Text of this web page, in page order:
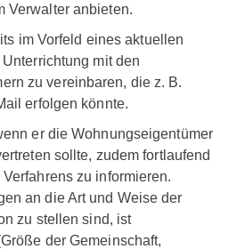
Verwalter anbieten.
im Vorfeld eines aktuellen
mit den
zu vereinbaren, die z. B.
erfolgen könnte.
er die Wohnungseigentümer
sollte, zudem fortlaufend
zu informieren.
an die Art und Weise der
zu stellen sind, ist
der Gemeinschaft,